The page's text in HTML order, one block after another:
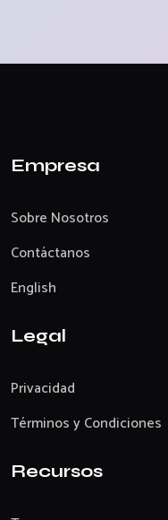
Empresa
Sobre Nosotros
Contáctanos
English
Legal
Privacidad
Términos y Condiciones
Recursos